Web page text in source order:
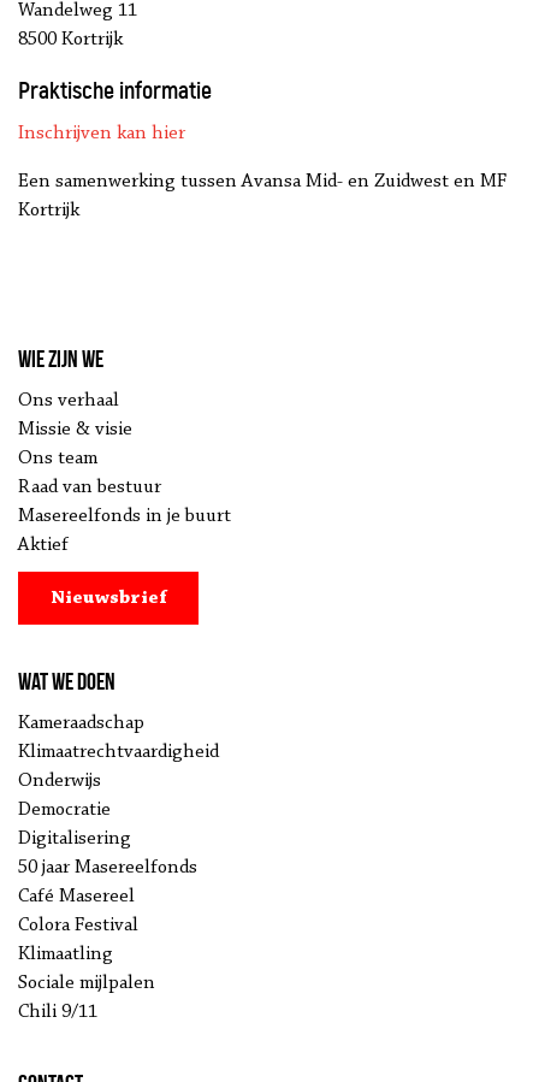
Wandelweg 11
8500 Kortrijk
Praktische informatie
Inschrijven kan hier
Een samenwerking tussen Avansa Mid- en Zuidwest en MF
Kortrijk
Wie zijn we
Ons verhaal
Missie & visie
Ons team
Raad van bestuur
Masereelfonds in je buurt
Aktief
Nieuwsbrief
Wat we doen
Kameraadschap
Klimaatrechtvaardigheid
Onderwijs
Democratie
Digitalisering
50 jaar Masereelfonds
Café Masereel
Colora Festival
Klimaatling
Sociale mijlpalen
Chili 9/11